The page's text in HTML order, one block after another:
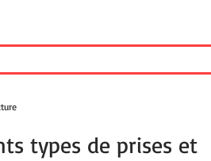
types de prises et